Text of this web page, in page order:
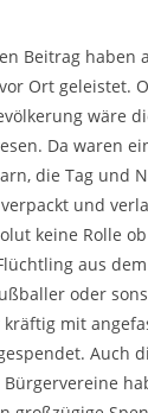
Beitrag haben
Ort geleistet.
wäre
Da waren
die Tag und
und
keine Rolle
aus
oder
mit
Auch